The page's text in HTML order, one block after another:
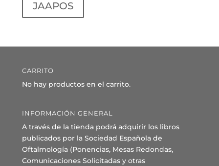
JAAPOS
CARRITO
No hay productos en el carrito.
INFORMACIÓN GENERAL
A través de la tienda podrá adquirir los libros
publicados por la Sociedad Española de
Oftalmología (Ponencias, Mesas Redondas,
Comunicaciones Solicitadas y otras